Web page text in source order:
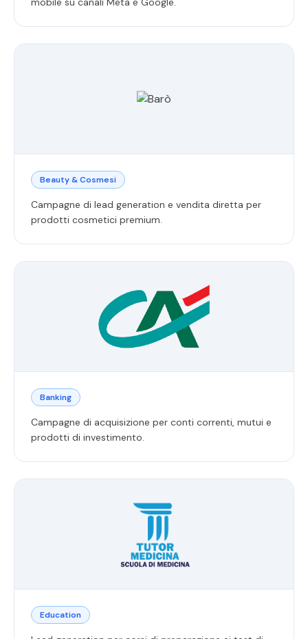
Beauty & Cosmesi
Campagne di lead generation e vendita diretta per
prodotti cosmetici premium.
Banking
Campagne di acquisizione per conti correnti, mutui e
prodotti di investimento.
Education